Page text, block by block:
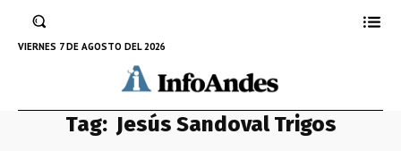
VIERNES 7 DE AGOSTO DEL 2026
Tag: Jesús Sandoval Trigos